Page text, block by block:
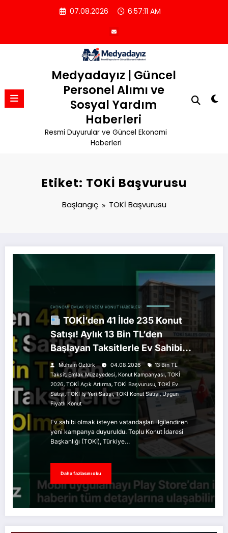
07.08.2026 6:57:11 AM
Medyadayız | Güncel
Personel Alımı ve
Sosyal Yardım
Haberleri
Resmi Duyurular ve Güncel Ekonomi
Haberleri
Etiket: TOKİ Başvurusu
Başlangıç TOKİ Başvurusu
EKONOMI EMLAK GÜNDEM KONUT HABERLERI
TOKİ’den 41 İlde 235 Konut
Satışı! Aylık 13 Bin TL’den
Başlayan Taksitlerle Ev Sahibi
Olma Fırsatı
Muhsin Öztürk 04.08.2026
13 Bin TL
Taksit,Emlak Müzayedesi, Konut Kampanyası, TOKİ
2026, TOKİ Açık Artırma, TOKİ Başvurusu, TOKİ Ev
Satışı,TOKİ Iş Yeri Satışı,TOKİ Konut Satışı,Uygun
Fiyatlı Konut
Ev sahibi olmak isteyen vatandaşları ilgilendiren
yeni kampanya duyuruldu. Toplu Konut İdaresi
Başkanlığı (TOKİ), Türkiye…
Daha fazlasını oku